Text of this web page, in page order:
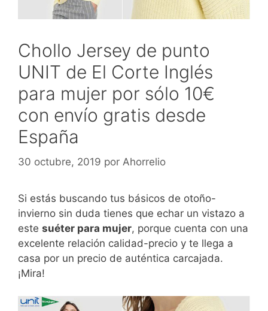
Chollo Jersey de punto
UNIT de El Corte Inglés
para mujer por sólo 10€
con envío gratis desde
España
30 octubre, 2019 por Ahorrelio
Si estás buscando tus básicos de otoño-
invierno sin duda tienes que echar un vistazo a
este suéter para mujer, porque cuenta con una
excelente relación calidad-precio y te llega a
casa por un precio de auténtica carcajada.
¡Mira!